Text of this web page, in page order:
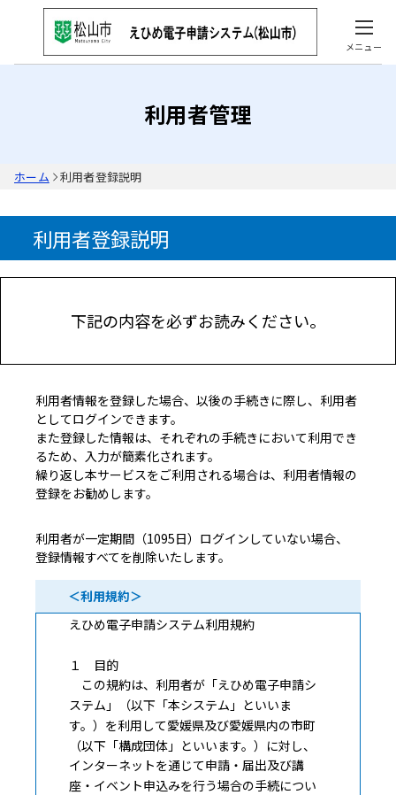
メニュー
利用者管理
ホーム 利用者登録説明
利用者登録説明
下記の内容を必ずお読みください。
利用者情報を登録した場合、以後の手続きに際し、利用者
としてログインできます。
また登録した情報は、それぞれの手続きにおいて利用でき
るため、入力が簡素化されます。
繰り返し本サービスをご利用される場合は、利用者情報の
登録をお勧めします。
利用者が一定期間（1095日）ログインしていない場合、
登録情報すべてを削除いたします。
＜利用規約＞
えひめ電子申請システム利用規約
１ 目的
この規約は、利用者が「えひめ電子申請シ
ステム」（以下「本システム」といいま
す。）を利用して愛媛県及び愛媛県内の市町
（以下「構成団体」といいます。）に対し、
インターネットを通じて申請・届出及び講
座・イベント申込みを行う場合の手続につい